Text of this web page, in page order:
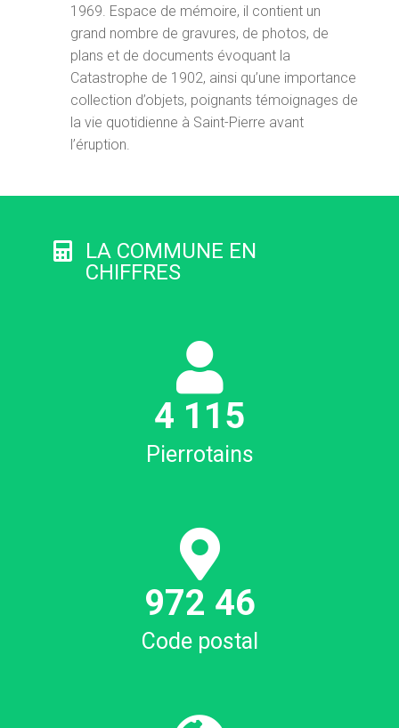
1969. Espace de mémoire, il contient un
grand nombre de gravures, de photos, de
plans et de documents évoquant la
Catastrophe de 1902, ainsi qu’une importance
collection d’objets, poignants témoignages de
la vie quotidienne à Saint-Pierre avant
l’éruption.
LA COMMUNE EN
CHIFFRES
4 123
Pierrotains
972 50
Code postal